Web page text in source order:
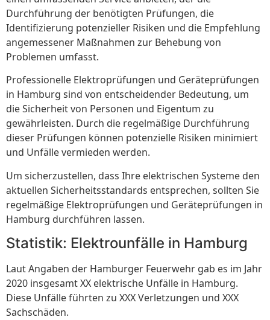
Durchführung der benötigten Prüfungen, die
Identifizierung potenzieller Risiken und die Empfehlung
angemessener Maßnahmen zur Behebung von
Problemen umfasst.
Professionelle Elektroprüfungen und Geräteprüfungen
in Hamburg sind von entscheidender Bedeutung, um
die Sicherheit von Personen und Eigentum zu
gewährleisten. Durch die regelmäßige Durchführung
dieser Prüfungen können potenzielle Risiken minimiert
und Unfälle vermieden werden.
Um sicherzustellen, dass Ihre elektrischen Systeme den
aktuellen Sicherheitsstandards entsprechen, sollten Sie
regelmäßige Elektroprüfungen und Geräteprüfungen in
Hamburg durchführen lassen.
Statistik: Elektrounfälle in Hamburg
Laut Angaben der Hamburger Feuerwehr gab es im Jahr
2020 insgesamt XX elektrische Unfälle in Hamburg.
Diese Unfälle führten zu XXX Verletzungen und XXX
Sachschäden.